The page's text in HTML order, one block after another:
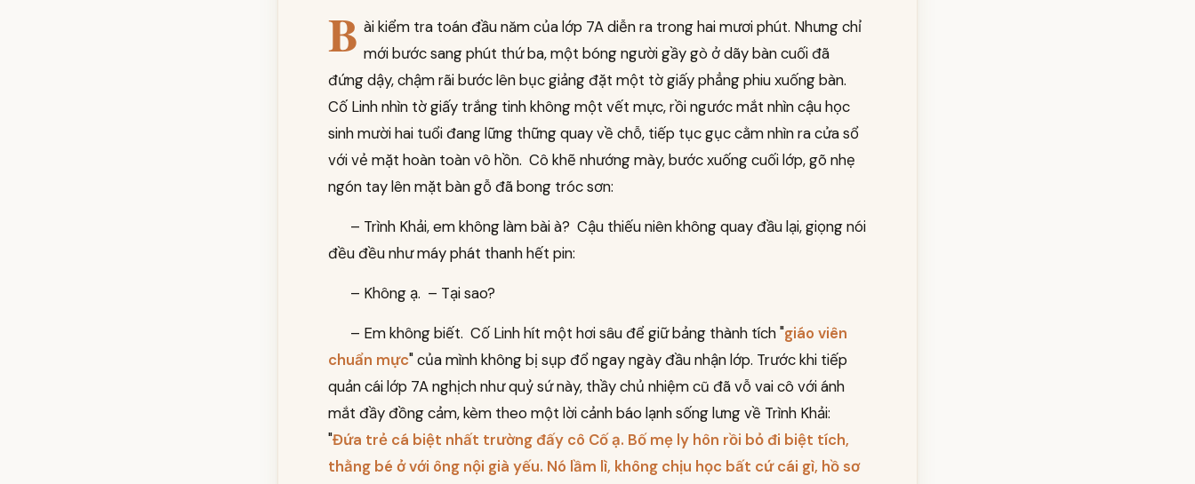
B ài kiểm tra toán đầu năm của lớp 7A diễn ra trong hai mươi phút. Nhưng chỉ
mới bước sang phút thứ ba, một bóng người gầy gò ở dãy bàn cuối đã
đứng dậy, chậm rãi bước lên bục giảng đặt một tờ giấy phẳng phiu xuống bàn.
Cố Linh nhìn tờ giấy trắng tinh không một vết mực, rồi ngước mắt nhìn cậu học
sinh mười hai tuổi đang lững thững quay về chỗ, tiếp tục gục cằm nhìn ra cửa sổ
với vẻ mặt hoàn toàn vô hồn. Cô khẽ nhướng mày, bước xuống cuối lớp, gõ nhẹ
ngón tay lên mặt bàn gỗ đã bong tróc sơn:
– Trình Khải, em không làm bài à? Cậu thiếu niên không quay đầu lại, giọng nói
đều đều như máy phát thanh hết pin:
– Không ạ. – Tại sao?
– Em không biết. Cố Linh hít một hơi sâu để giữ bảng thành tích "giáo viên
chuẩn mực" của mình không bị sụp đổ ngay ngày đầu nhận lớp. Trước khi tiếp
quản cái lớp 7A nghịch như quỷ sứ này, thầy chủ nhiệm cũ đã vỗ vai cô với ánh
mắt đầy đồng cảm, kèm theo một lời cảnh báo lạnh sống lưng về Trình Khải:
"Đứa trẻ cá biệt nhất trường đấy cô Cố ạ. Bố mẹ ly hôn rồi bỏ đi biệt tích,
thằng bé ở với ông nội già yếu. Nó lầm lì, không chịu học bất cứ cái gì, hồ sơ